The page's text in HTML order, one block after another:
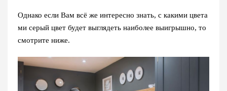
Однако если Вам всё же интересно знать, с какими цвета
ми серый цвет будет выглядеть наиболее выигрышно, то
смотрите ниже.